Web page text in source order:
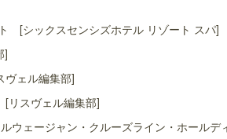
[シックスセンシズホテル リゾート スパ]
]
ェル編集部]
リスヴェル編集部]
ウェージャン・クルーズライン・ホールデ